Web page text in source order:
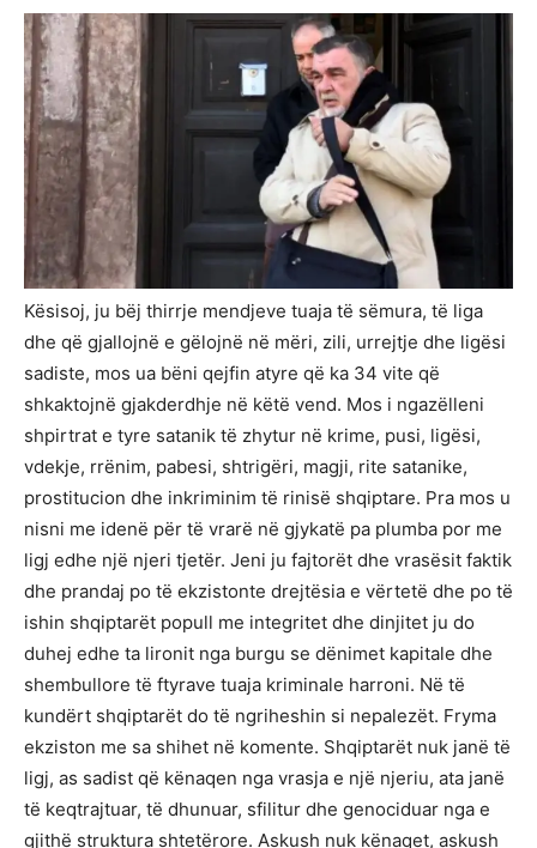
Kësisoj, ju bëj thirrje mendjeve tuaja të sëmura, të liga
dhe që gjallojnë e gëlojnë në mëri, zili, urrejtje dhe ligësi
sadiste, mos ua bëni qejfin atyre që ka 34 vite që
shkaktojnë gjakderdhje në këtë vend. Mos i ngazëlleni
shpirtrat e tyre satanik të zhytur në krime, pusi, ligësi,
vdekje, rrënim, pabesi, shtrigëri, magji, rite satanike,
prostitucion dhe inkriminim të rinisë shqiptare. Pra mos u
nisni me idenë për të vrarë në gjykatë pa plumba por me
ligj edhe një njeri tjetër. Jeni ju fajtorët dhe vrasësit faktik
dhe prandaj po të ekzistonte drejtësia e vërtetë dhe po të
ishin shqiptarët popull me integritet dhe dinjitet ju do
duhej edhe ta lironit nga burgu se dënimet kapitale dhe
shembullore të ftyrave tuaja kriminale harroni. Në të
kundërt shqiptarët do të ngriheshin si nepalezët. Fryma
ekziston me sa shihet në komente. Shqiptarët nuk janë të
ligj, as sadist që kënaqen nga vrasja e një njeriu, ata janë
të keqtrajtuar, të dhunuar, sfilitur dhe genociduar nga e
gjithë struktura shtetërore. Askush nuk kënaqet, askush